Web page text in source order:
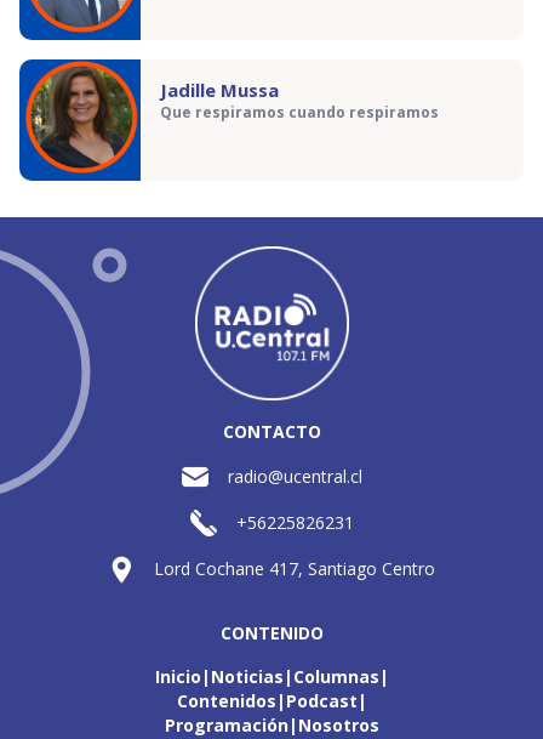
Jadille Mussa
Que respiramos cuando respiramos
CONTACTO
radio@ucentral.cl
+56225826231
Lord Cochane 417, Santiago Centro
CONTENIDO
Inicio Noticias Columnas
Contenidos Podcast
Programación Nosotros